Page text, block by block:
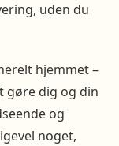
uden du
hjemmet –
gøre dig og din
og
noget,